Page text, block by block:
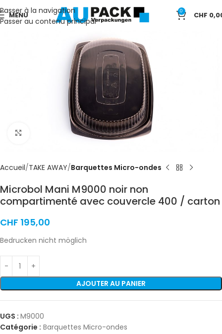
Passer à la navigation
Passer au contenu principal
MENU 0 CHF
Cliquez pour agrandir
Accueil TAKE AWAY Barquettes Micro-ondes
Microbol Mani M9000 noir non
compartimenté avec couvercle 400 / carton
CHF 195,00
Bedrucken nicht möglich
AJOUTER AU PANIER
UGS : M9000
Catégorie : Barquettes Micro-ondes